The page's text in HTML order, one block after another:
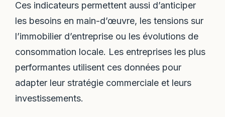
Ces indicateurs permettent aussi d’anticiper
les besoins en main-d’œuvre, les tensions sur
l’immobilier d’entreprise ou les évolutions de
consommation locale. Les entreprises les plus
performantes utilisent ces données pour
adapter leur stratégie commerciale et leurs
investissements.